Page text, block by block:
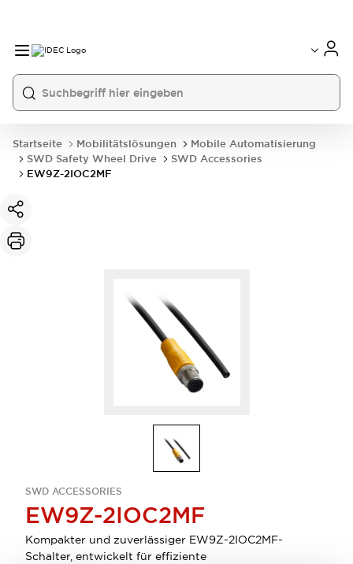
Startseite Mobilitätslösungen
Mobile Automatisierung
SWD Safety Wheel Drive
SWD Accessories
EW9Z-2IOC2MF
SWD ACCESSORIES
EW9Z-2IOC2MF
Kompakter und zuverlässiger EW9Z-2IOC2MF-
Schalter, entwickelt für effiziente